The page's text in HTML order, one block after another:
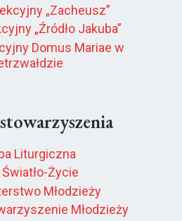
„Zacheusz”
„Źródło Jakuba”
Domus Mariae w
Liturgiczna
Życie
Młodzieży
Młodzieży